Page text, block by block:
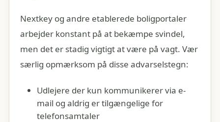
Nextkey og andre etablerede boligportaler
arbejder konstant på at bekæmpe svindel,
men det er stadig vigtigt at være på vagt. Vær
særlig opmærksom på disse advarselstegn:
Udlejere der kun kommunikerer via e-
mail og aldrig er tilgængelige for
telefonsamtaler